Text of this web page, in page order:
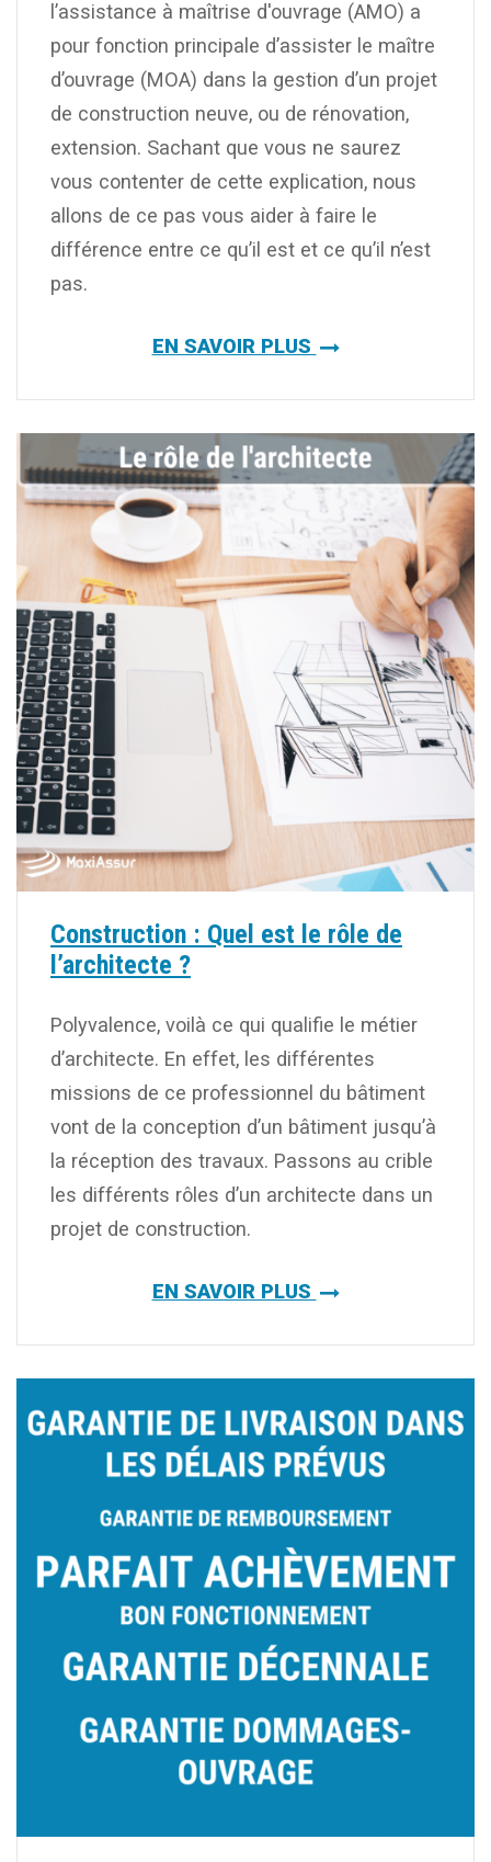
l’assistance à maîtrise d'ouvrage (AMO) a
pour fonction principale d’assister le maître
d’ouvrage (MOA) dans la gestion d’un projet
de construction neuve, ou de rénovation,
extension. Sachant que vous ne saurez
vous contenter de cette explication, nous
allons de ce pas vous aider à faire le
différence entre ce qu’il est et ce qu’il n’est
pas.
EN SAVOIR PLUS
Construction : Quel est le rôle de
l’architecte ?
Polyvalence, voilà ce qui qualifie le métier
d’architecte. En effet, les différentes
missions de ce professionnel du bâtiment
vont de la conception d’un bâtiment jusqu’à
la réception des travaux. Passons au crible
les différents rôles d’un architecte dans un
projet de construction.
EN SAVOIR PLUS